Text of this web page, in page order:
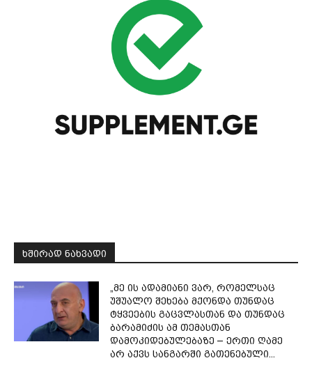
ᲮᲨᲘᲠᲐᲓ ᲜᲐᲮᲕᲐᲓᲘ
„მე ის ადამიანი ვარ, რომელსაც
უშუალო შეხება მქონდა თუნდაც
ტყვეების გაცვლასთან და თუნდაც
ბარამიძის ამ თემასთან
დამოკიდებულებაზე – ერთი ღამე
არ აქვს სანგარში გათენებული...